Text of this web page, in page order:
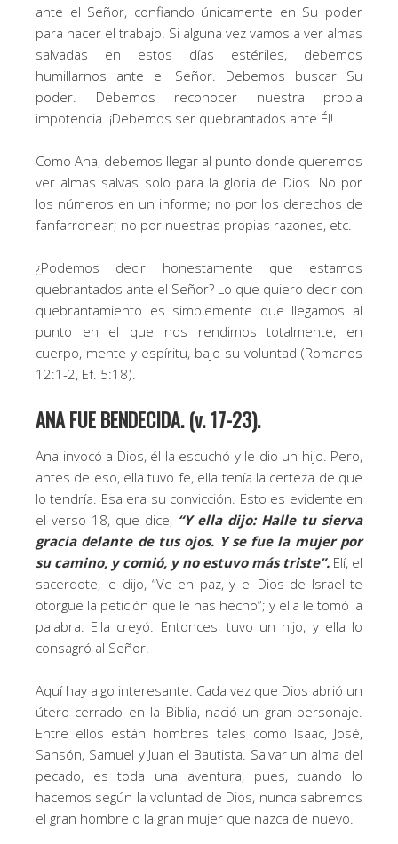
ante el Señor, confiando únicamente en Su poder
para hacer el trabajo. Si alguna vez vamos a ver almas
salvadas en estos días estériles, debemos
humillarnos ante el Señor. Debemos buscar Su
poder. Debemos reconocer nuestra propia
impotencia. ¡Debemos ser quebrantados ante Él!
Como Ana, debemos llegar al punto donde queremos
ver almas salvas solo para la gloria de Dios. No por
los números en un informe; no por los derechos de
fanfarronear; no por nuestras propias razones, etc.
¿Podemos decir honestamente que estamos
quebrantados ante el Señor? Lo que quiero decir con
quebrantamiento es simplemente que llegamos al
punto en el que nos rendimos totalmente, en
cuerpo, mente y espíritu, bajo su voluntad (Romanos
12:1-2, Ef. 5:18).
ANA FUE BENDECIDA. (v. 17-23).
Ana invocó a Dios, él la escuchó y le dio un hijo. Pero,
antes de eso, ella tuvo fe, ella tenía la certeza de que
lo tendría. Esa era su convicción. Esto es evidente en
el verso 18, que dice, “Y ella dijo: Halle tu sierva
gracia delante de tus ojos. Y se fue la mujer por
su camino, y comió, y no estuvo más triste”. Elí, el
sacerdote, le dijo, “Ve en paz, y el Dios de Israel te
otorgue la petición que le has hecho”; y ella le tomó la
palabra. Ella creyó. Entonces, tuvo un hijo, y ella lo
consagró al Señor.
Aquí hay algo interesante. Cada vez que Dios abrió un
útero cerrado en la Biblia, nació un gran personaje.
Entre ellos están hombres tales como Isaac, José,
Sansón, Samuel y Juan el Bautista. Salvar un alma del
pecado, es toda una aventura, pues, cuando lo
hacemos según la voluntad de Dios, nunca sabremos
el gran hombre o la gran mujer que nazca de nuevo.